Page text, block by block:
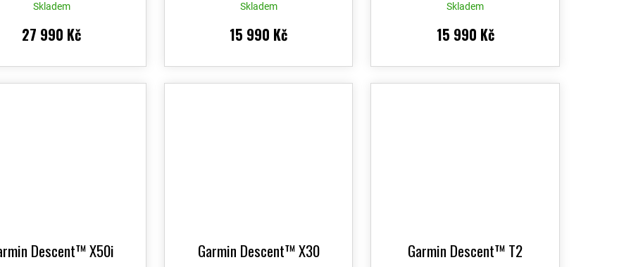
Skladem
27 990 Kč
Skladem
15 990 Kč
Skladem
15 990 Kč
Descent™ X50i Garmin Descent™ X30 Garmin Descent™ T2